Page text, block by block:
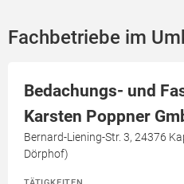
Fachbetriebe im
Bedachungs- und
Karsten Poppner
Bernard-Liening-Str. 3, 24376
Dörphof)